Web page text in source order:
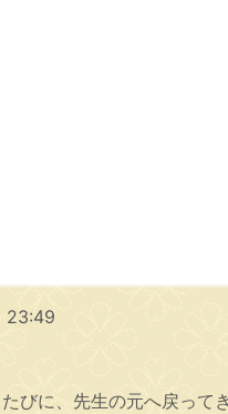
23:49
びに、先生の元へ戻ってき